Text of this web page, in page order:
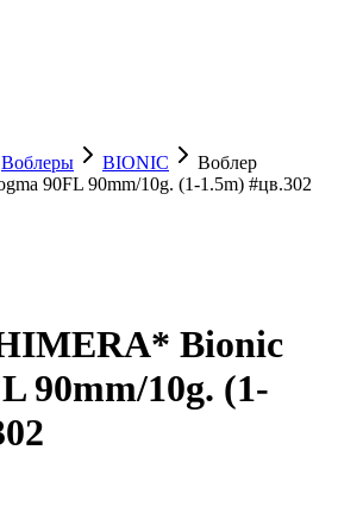
Воблеры BIONIC
Воблер
90FL 90mm/10g. (1-1.5m) #цв.302
Bionic
90mm/10g. (1-